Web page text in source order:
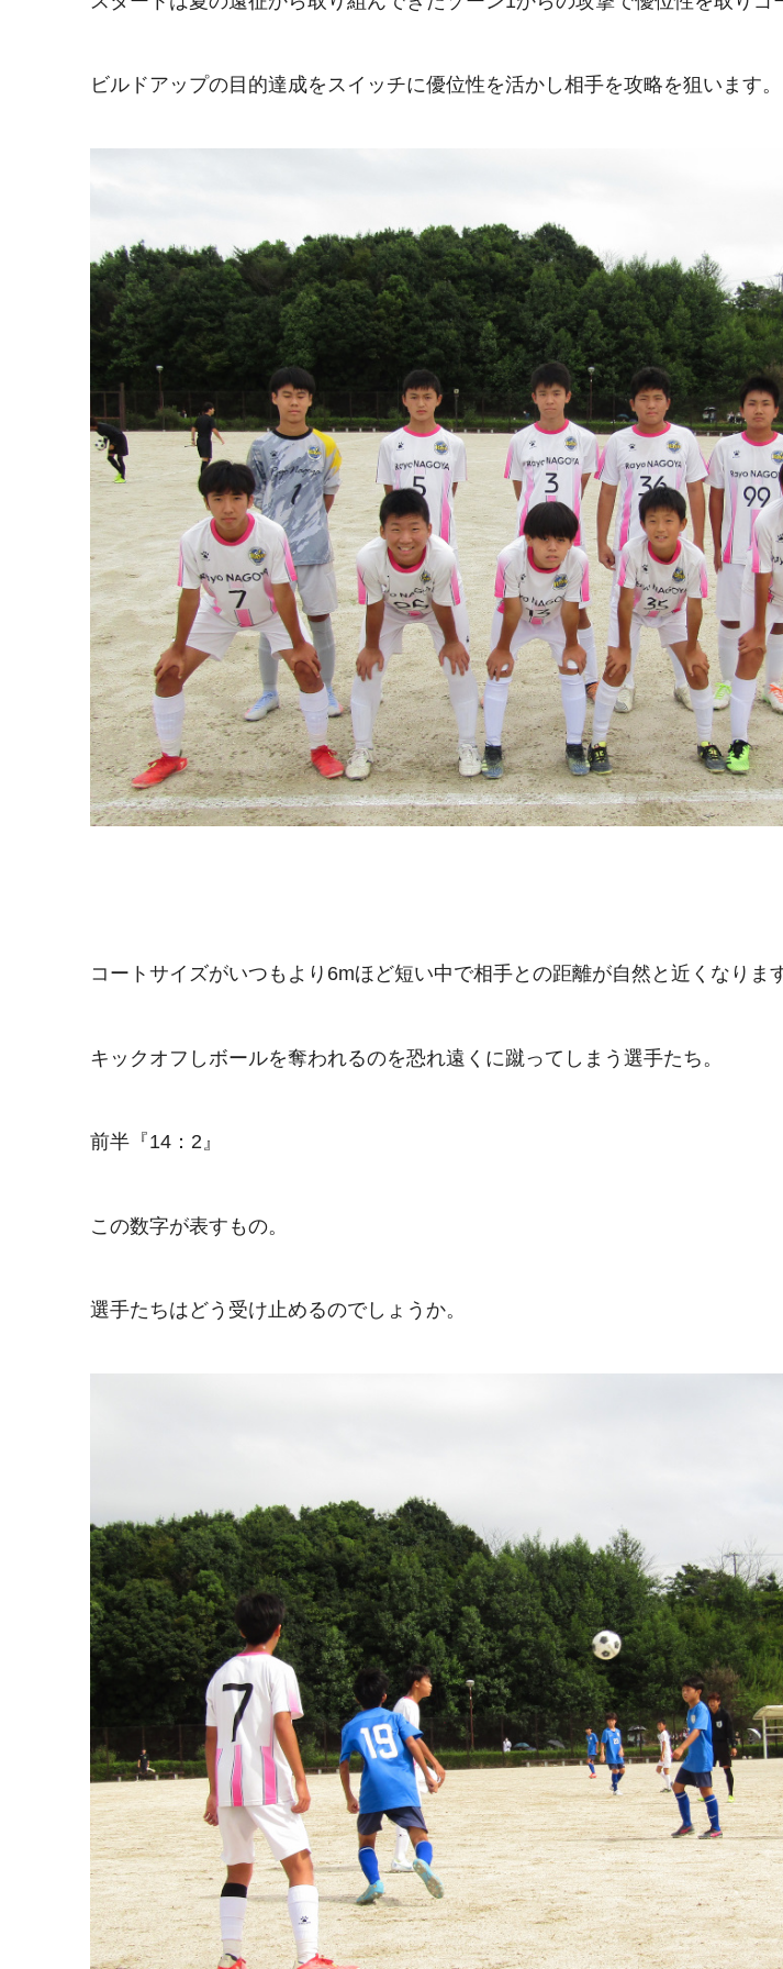
ビルドアップの目的達成をスイッチに優位性を活かし相手を攻略を狙います。
コートサイズがいつもより6mほど短い中で相手との距離が自然と近くなります
キックオフしボールを奪われるのを恐れ遠くに蹴ってしまう選手たち。
前半『14：2』
この数字が表すもの。
選手たちはどう受け止めるのでしょうか。